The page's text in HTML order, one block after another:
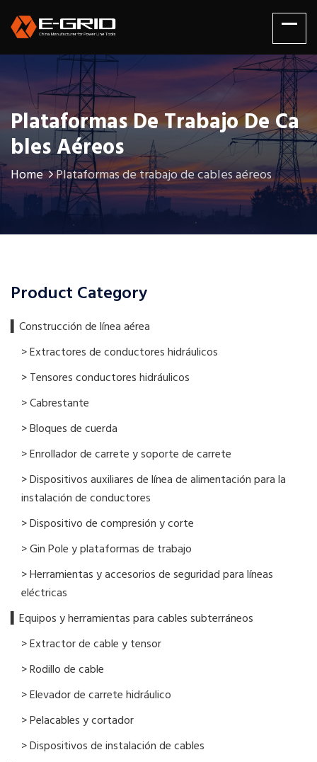
Plataformas De Trabajo De Ca
Bles Aéreos
Home Plataformas de trabajo de cables aéreos
Product Category
▍​Construcción de línea aérea
> Extractores de conductores hidráulicos
> Tensores conductores hidráulicos
> Cabrestante
> Bloques de cuerda
> Enrollador de carrete y soporte de carrete
> Dispositivos auxiliares de línea de alimentación para la
instalación de conductores
> Dispositivo de compresión y corte
> Gin Pole y plataformas de trabajo
> Herramientas y accesorios de seguridad para líneas
eléctricas
▍Equipos y herramientas para cables subterráneos
> Extractor de cable y tensor
> Rodillo de cable
> Elevador de carrete hidráulico
> Pelacables y cortador
> Dispositivos de instalación de cables